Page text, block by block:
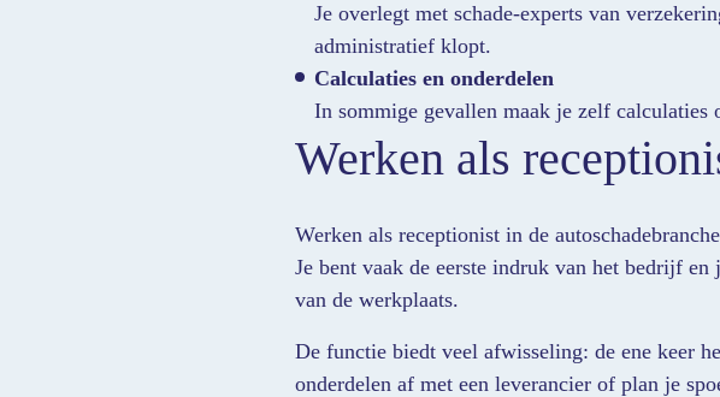
Je overlegt met schade-experts van
administratief klopt.
Calculaties en onderdelen
In sommige gevallen maak je zelf calculaties
Werken als
Werken als receptionist in de
Je bent vaak de eerste indruk van het bedrijf
van de werkplaats.
De functie biedt veel afwisseling: de ene keer
onderdelen af met een leverancier of plan je